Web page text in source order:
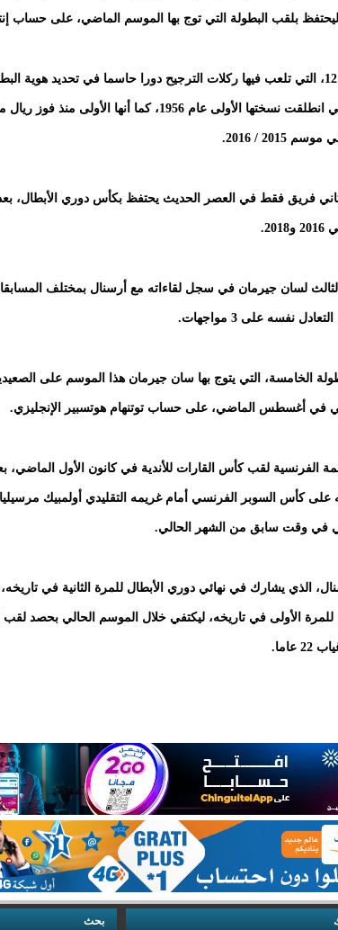
وتعتبر هذه هي المرة 12، التي تلعب فيها ركلات الترجيح دورا حاسما في تحديد
في القارة العجوز، التي انطلقت نسختها الأولى عام
2015 / 2016.
فريق فقط في العصر الحديث يحتفظ بكأس دوري الأبطال، بعد
الثالث لسان جيرمان في سجل لقاءاته مع أرسنال بمختلف
نفسه على 3 مواجهات.
الخامسة، التي يتوج بها سان جيرمان هذا الموسم على
في أغسطس الماضي، على حساب توتنهام هوتسبير الإنجليزي.
الفرنسية لقب كأس القارات للأندية في كانون الأول الماضي،
على كأس السوبر الفرنسي أمام غريمه التقليدي أولمبيك
في وقت سابق من الشهر الحالي.
الأولى في تاريخه، ليكتفي خلال الموسم الحالي بحصد لقب
بحث